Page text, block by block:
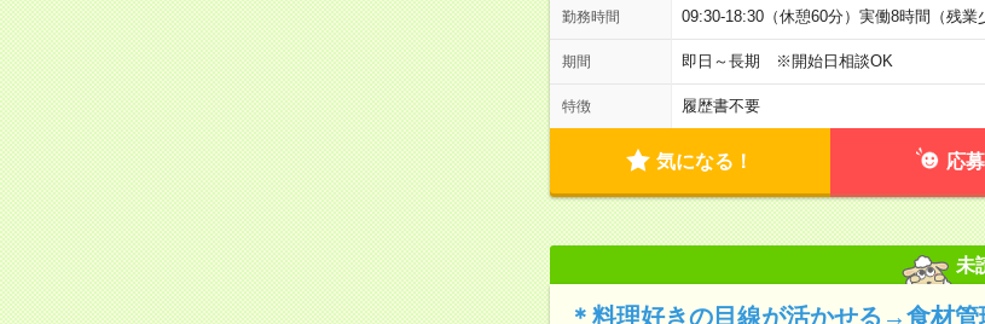
勤務時間 09:30-18:30（休憩60分）実働8時間（残業
期間 即日～長期 ※開始日相談OK
特徴 履歴書不要
気になる！ 応
未
＊料理好きの目線が活かせる→食材管